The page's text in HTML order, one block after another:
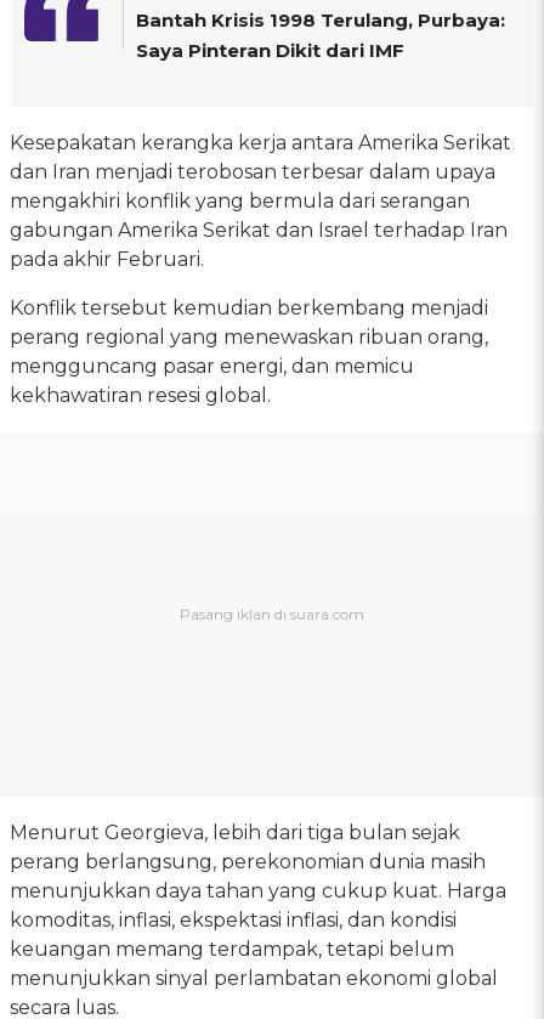
Bantah Krisis 1998 Terulang, Purbaya:
Saya Pinteran Dikit dari IMF
Kesepakatan kerangka kerja antara Amerika Serikat
dan Iran menjadi terobosan terbesar dalam upaya
mengakhiri konflik yang bermula dari serangan
gabungan Amerika Serikat dan Israel terhadap Iran
pada akhir Februari.
Konflik tersebut kemudian berkembang menjadi
perang regional yang menewaskan ribuan orang,
mengguncang pasar energi, dan memicu
kekhawatiran resesi global.
Menurut Georgieva, lebih dari tiga bulan sejak
perang berlangsung, perekonomian dunia masih
menunjukkan daya tahan yang cukup kuat. Harga
komoditas, inflasi, ekspektasi inflasi, dan kondisi
keuangan memang terdampak, tetapi belum
menunjukkan sinyal perlambatan ekonomi global
secara luas.